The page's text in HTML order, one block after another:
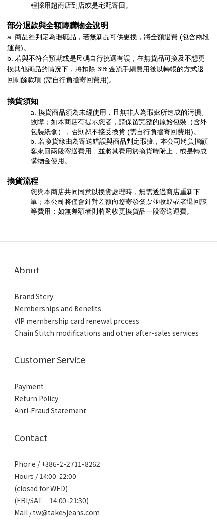
程採用超商店到店或是宅配寄回。
部分退款與全額轉購物金說明
a. 商品經判定為瑕疵品，若無新品可供更換，將全額退費 (包含兩段
運費)。
b. 若與不符合預期或是尺碼自行挑選有誤，在無貨品可換及不想更
換其他商品的情況下，將扣除 3% 金流手續費用後以轉帳的方式退
回剩餘款項 (需自行負擔寄回費用)。
換貨須知
a. 換貨商品須為未經使用，且無非人為瑕疵所造成的污損、
故障；如本商店有提示您者，請保留完整的原始包裝（含外
包裝紙盒），否則恕不接受換貨 (需自行負擔寄回費用)。
b. 若換貨緣由為寄送錯誤與商品判定瑕疵，本公司將負擔顧
客來回兩段寄送費用，並將其費用於換貨時附上，或是轉成
購物金使用。
換貨流程
您與本商店共同同意以換貨處理時，無需透過商店重新下
單；本公司將僅會針對差額向您寄發發票並收取或者退回該
等費用；如無差額者則將酌收更換貨品一段寄送運費。
About
Brand Story
Memberships and Benefits
VIP membership card renewal process
Chain Stitch modifications and other after-sales services
Customer Service
Payment
Return Policy
Anti-Fraud Statement
Contact
Phone / +886-2-2711-8262
Hours / 14:00-22:00
(closed for WED)
(FRI/SAT：14:00-21:30)
Mail / tw@take5jeans.com